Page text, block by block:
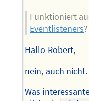
Funktioniert
Eventlisteners?
Hallo Robert,
nein, auch nicht.
Was